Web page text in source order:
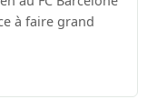
à faire grand